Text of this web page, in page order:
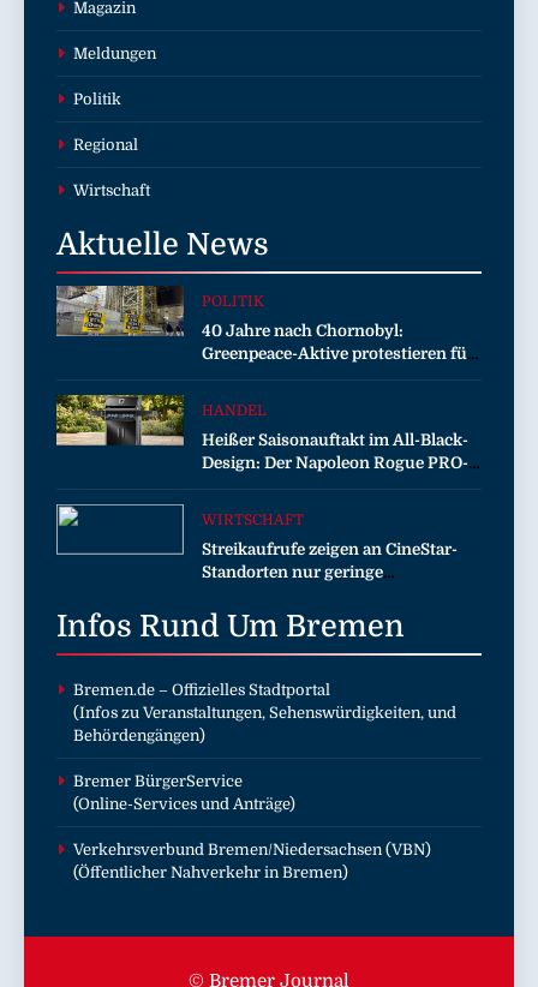
Magazin
Meldungen
Politik
Regional
Wirtschaft
Aktuelle News
POLITIK
40 Jahre nach Chornobyl:
Greenpeace-Aktive protestieren für
Unterstützung bei Wiederaufbau
Greenpeace-Report dokumentiert
Folgen des russischen
Drohnenangriffs
HANDEL
Heißer Saisonauftakt im All-Black-
Design: Der Napoleon Rogue PRO-S
525 in der exklusiven Grillfürst-
WIRTSCHAFT
Streikaufrufe zeigen an CineStar-
Standorten nur geringe
Infos Rund Um Bremen
Bremen.de – Offizielles Stadtportal
(Infos zu Veranstaltungen, Sehenswürdigkeiten, und
Behördengängen)
Bremer BürgerService
(Online-Services und Anträge)
Verkehrsverbund Bremen/Niedersachsen (VBN)
(Öffentlicher Nahverkehr in Bremen)
© Bremer Journal